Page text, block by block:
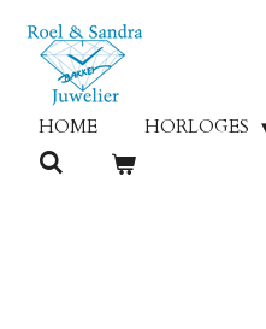
Ga
direct
hoofdinhoud
HOME HORLOGES